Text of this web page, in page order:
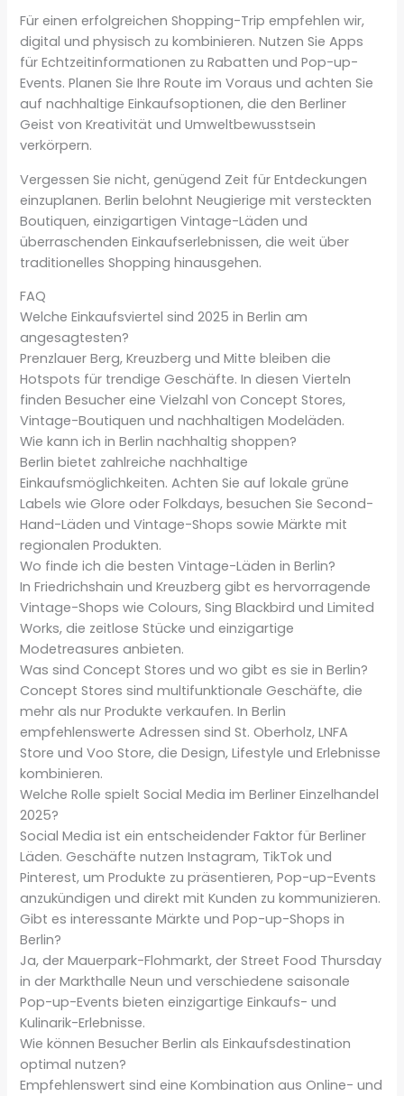
Für einen erfolgreichen Shopping-Trip empfehlen wir,
digital und physisch zu kombinieren. Nutzen Sie Apps
für Echtzeitinformationen zu Rabatten und Pop-up-
Events. Planen Sie Ihre Route im Voraus und achten Sie
auf nachhaltige Einkaufsoptionen, die den Berliner
Geist von Kreativität und Umweltbewusstsein
verkörpern.
Vergessen Sie nicht, genügend Zeit für Entdeckungen
einzuplanen. Berlin belohnt Neugierige mit versteckten
Boutiquen, einzigartigen Vintage-Läden und
überraschenden Einkaufserlebnissen, die weit über
traditionelles Shopping hinausgehen.
FAQ
Welche Einkaufsviertel sind 2025 in Berlin am
angesagtesten?
Prenzlauer Berg, Kreuzberg und Mitte bleiben die
Hotspots für trendige Geschäfte. In diesen Vierteln
finden Besucher eine Vielzahl von Concept Stores,
Vintage-Boutiquen und nachhaltigen Modeläden.
Wie kann ich in Berlin nachhaltig shoppen?
Berlin bietet zahlreiche nachhaltige
Einkaufsmöglichkeiten. Achten Sie auf lokale grüne
Labels wie Glore oder Folkdays, besuchen Sie Second-
Hand-Läden und Vintage-Shops sowie Märkte mit
regionalen Produkten.
Wo finde ich die besten Vintage-Läden in Berlin?
In Friedrichshain und Kreuzberg gibt es hervorragende
Vintage-Shops wie Colours, Sing Blackbird und Limited
Works, die zeitlose Stücke und einzigartige
Modetreasures anbieten.
Was sind Concept Stores und wo gibt es sie in Berlin?
Concept Stores sind multifunktionale Geschäfte, die
mehr als nur Produkte verkaufen. In Berlin
empfehlenswerte Adressen sind St. Oberholz, LNFA
Store und Voo Store, die Design, Lifestyle und Erlebnisse
kombinieren.
Welche Rolle spielt Social Media im Berliner Einzelhandel
2025?
Social Media ist ein entscheidender Faktor für Berliner
Läden. Geschäfte nutzen Instagram, TikTok und
Pinterest, um Produkte zu präsentieren, Pop-up-Events
anzukündigen und direkt mit Kunden zu kommunizieren.
Gibt es interessante Märkte und Pop-up-Shops in
Berlin?
Ja, der Mauerpark-Flohmarkt, der Street Food Thursday
in der Markthalle Neun und verschiedene saisonale
Pop-up-Events bieten einzigartige Einkaufs- und
Kulinarik-Erlebnisse.
Wie können Besucher Berlin als Einkaufsdestination
optimal nutzen?
Empfehlenswert sind eine Kombination aus Online- und